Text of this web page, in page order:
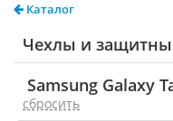
Каталог
Чехлы и
Samsung Galaxy
cбросить